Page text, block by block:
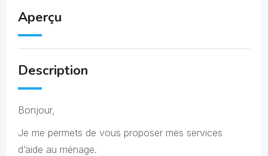
Aperçu
Description
Bonjour,
Je me permets de vous proposer mes services
d’aide au ménage.